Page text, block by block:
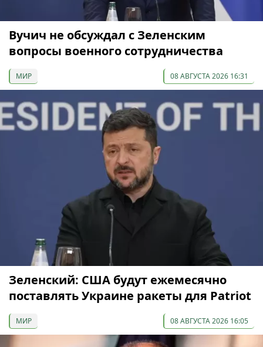
Вучич не обсуждал с Зеленским
вопросы военного сотрудничества
МИР 08 АВГУСТА 2026 16:31
Зеленский: США будут ежемесячно
поставлять Украине ракеты для Patriot
МИР 08 АВГУСТА 2026 16:05